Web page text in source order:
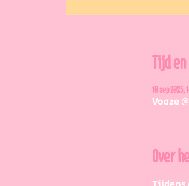
Tijd
10 sep 2025,
Voaze
Over